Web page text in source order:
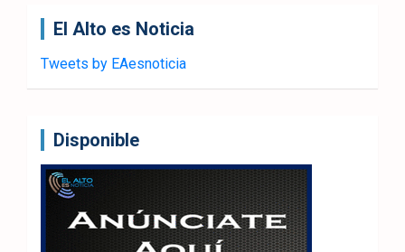
El Alto es Noticia
Tweets by EAesnoticia
Disponible